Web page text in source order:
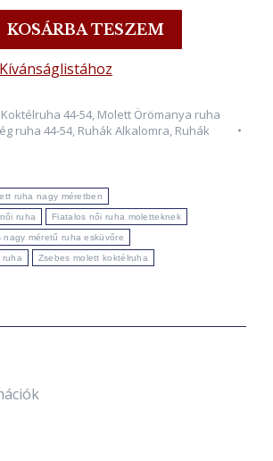
KOSÁRBA TESZEM
44-54, Molett Örömanya ruha
ruha 44-54, Ruhák Alkalomra, Ruhák
ruha nagy méretben
ruha Fiatalos női ruha moletteknek
méretű ruha esküvőre
ruha Zsebes molett koktélruha